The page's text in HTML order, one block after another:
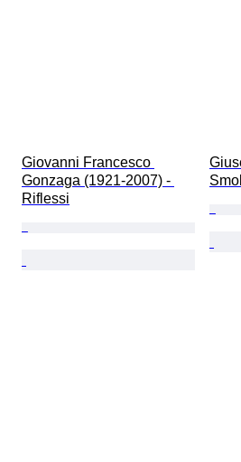
Giovanni Francesco
Gonzaga (1921-2007) -
Riflessi